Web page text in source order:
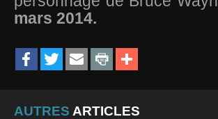
mars 2014.
AUTRES ARTICLES